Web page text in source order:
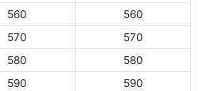
560
560
570
570
580
580
590 590